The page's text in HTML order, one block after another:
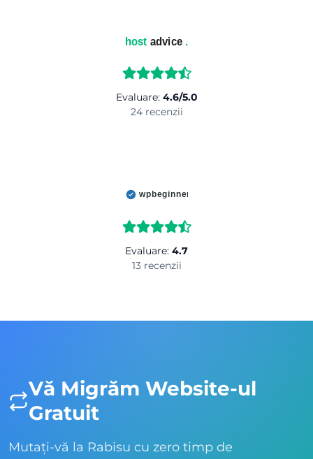
host advice .
Evaluare: 4.6/5.0
24 recenzii
wpbeginner
Evaluare: 4.7
13 recenzii
Vă Migrăm Website-ul
Gratuit
Mutați-vă la Rabisu cu zero timp de